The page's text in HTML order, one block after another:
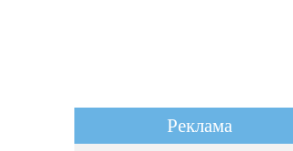
Реклама